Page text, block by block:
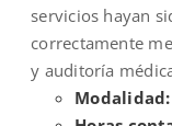
servicios hayan
correctamente
y auditoría
Modalidad: